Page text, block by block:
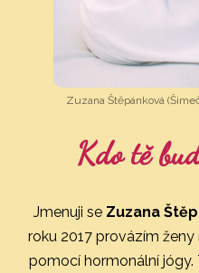
Zuzana Štěpánková
Kdo tě
Jmenuji se Zuzana
roku 2017 provázím
pomocí hormonální